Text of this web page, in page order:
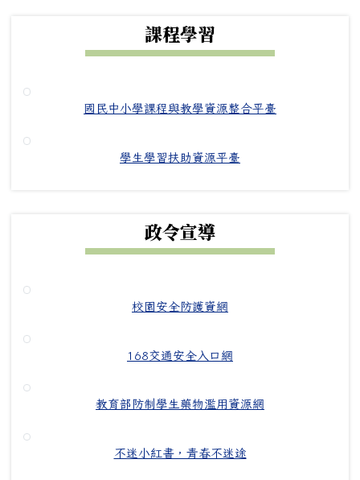
課程學習
國民中小學課程與教學資源整合平臺
學生學習扶助資源平臺
政令宣導
校園安全防護資網
168交通安全入口網
教育部防制學生藥物濫用資源網
不迷小紅書，青春不迷途